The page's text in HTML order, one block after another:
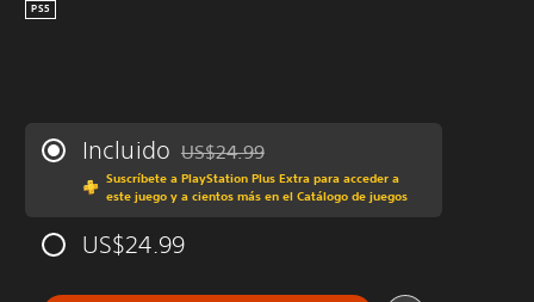
PS5
Incluido Rebajado del precio original de US$24.99
US$24.99
Suscríbete a PlayStation Plus Extra para acceder a
este juego y a cientos más en el Catálogo de juegos
US$24.99